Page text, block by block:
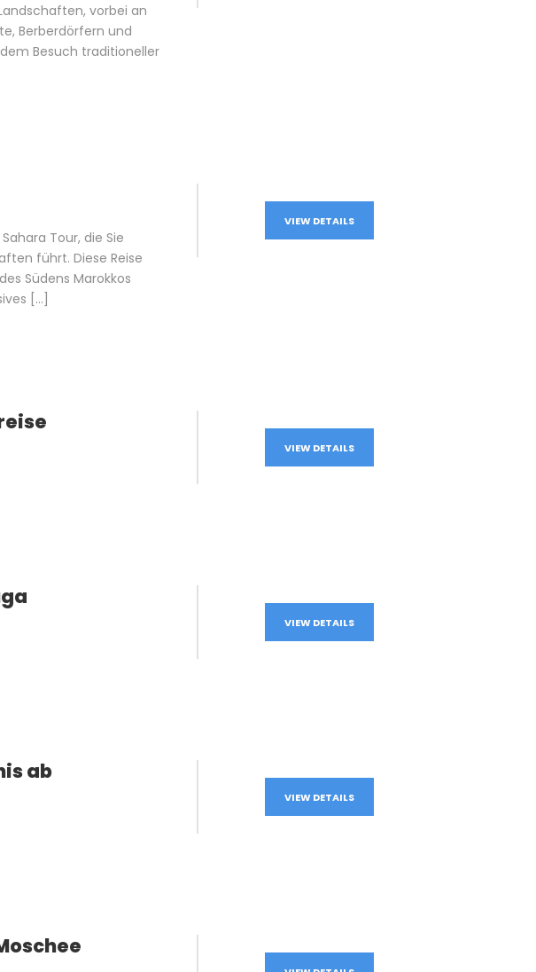
vorbei an
Berberdörfern und
Besuch traditioneller
Tour, die Sie
führt. Diese Reise
Südens Marokkos
[…]
VIEW DETAILS
VIEW DETAILS
VIEW DETAILS
ab
VIEW DETAILS